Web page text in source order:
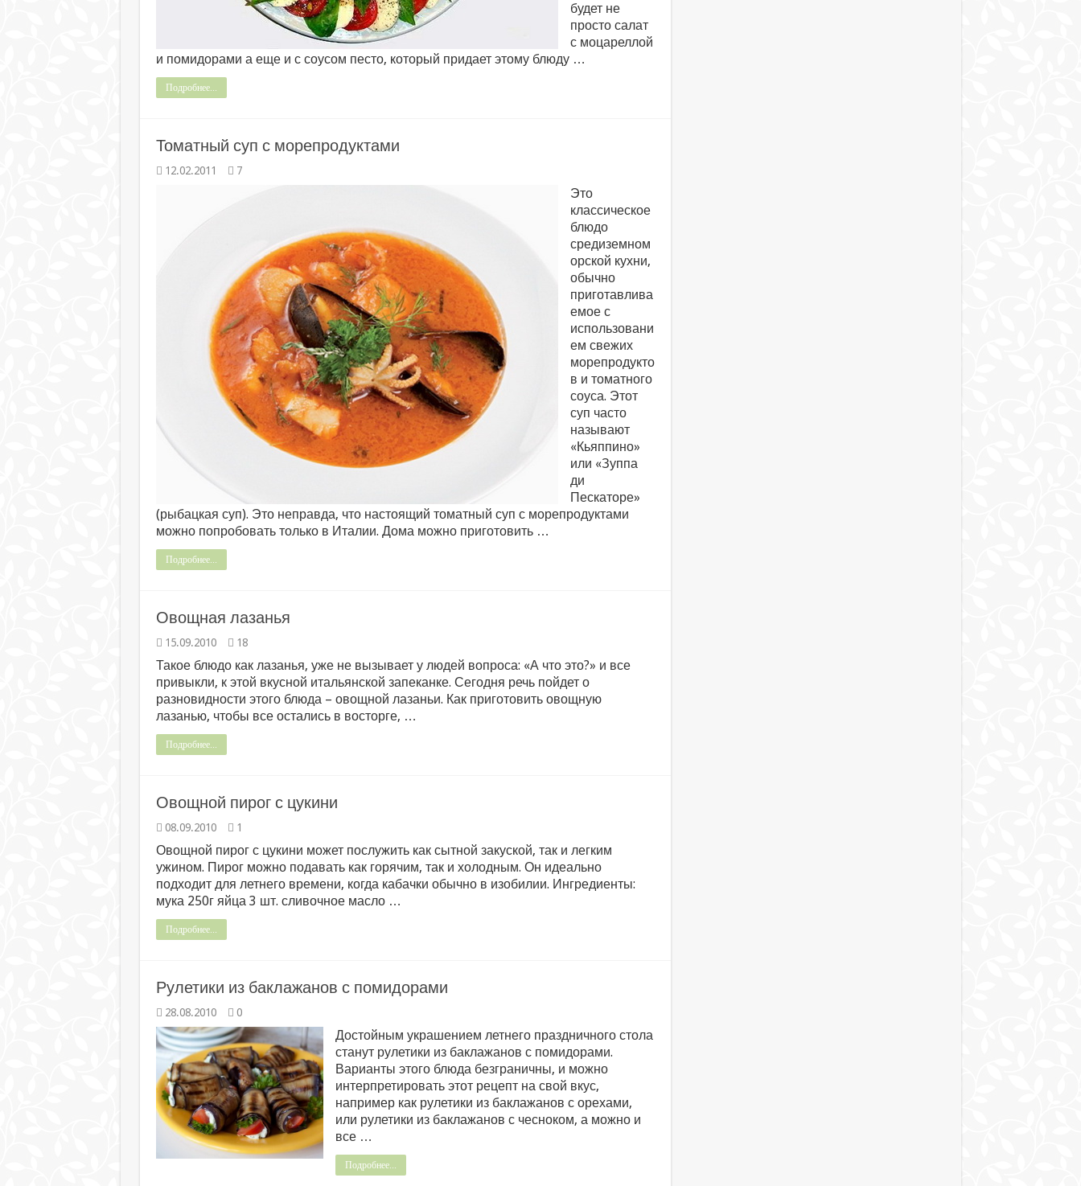
будет не
просто салат
с моцареллой
и помидорами а еще и с соусом песто, который придает этому блюду …
Подробнее...
Томатный суп с морепродуктами
12.02.2011 7
Это
классическое
блюдо
средиземном
орской кухни,
обычно
приготавлива
емое с
использовани
ем свежих
морепродукто
в и томатного
соуса. Этот
суп часто
называют
«Кьяппино»
или «Зуппа
ди
Пескаторе»
(рыбацкая суп). Это неправда, что настоящий томатный суп с морепродуктами
можно попробовать только в Италии. Дома можно приготовить …
Подробнее...
Овощная лазанья
15.09.2010 18
Такое блюдо как лазанья, уже не вызывает у людей вопроса: «А что это?» и все
привыкли, к этой вкусной итальянской запеканке. Сегодня речь пойдет о
разновидности этого блюда – овощной лазаньи. Как приготовить овощную
лазанью, чтобы все остались в восторге, …
Подробнее...
Овощной пирог с цукини
08.09.2010 1
Овощной пирог с цукини может послужить как сытной закуской, так и легким
ужином. Пирог можно подавать как горячим, так и холодным. Он идеально
подходит для летнего времени, когда кабачки обычно в изобилии. Ингредиенты:
мука 250г яйца 3 шт. сливочное масло …
Подробнее...
Рулетики из баклажанов с помидорами
28.08.2010 0
Достойным украшением летнего праздничного стола
станут рулетики из баклажанов с помидорами.
Варианты этого блюда безграничны, и можно
интерпретировать этот рецепт на свой вкус,
например как рулетики из баклажанов с орехами,
или рулетики из баклажанов с чесноком, а можно и
все …
Подробнее...